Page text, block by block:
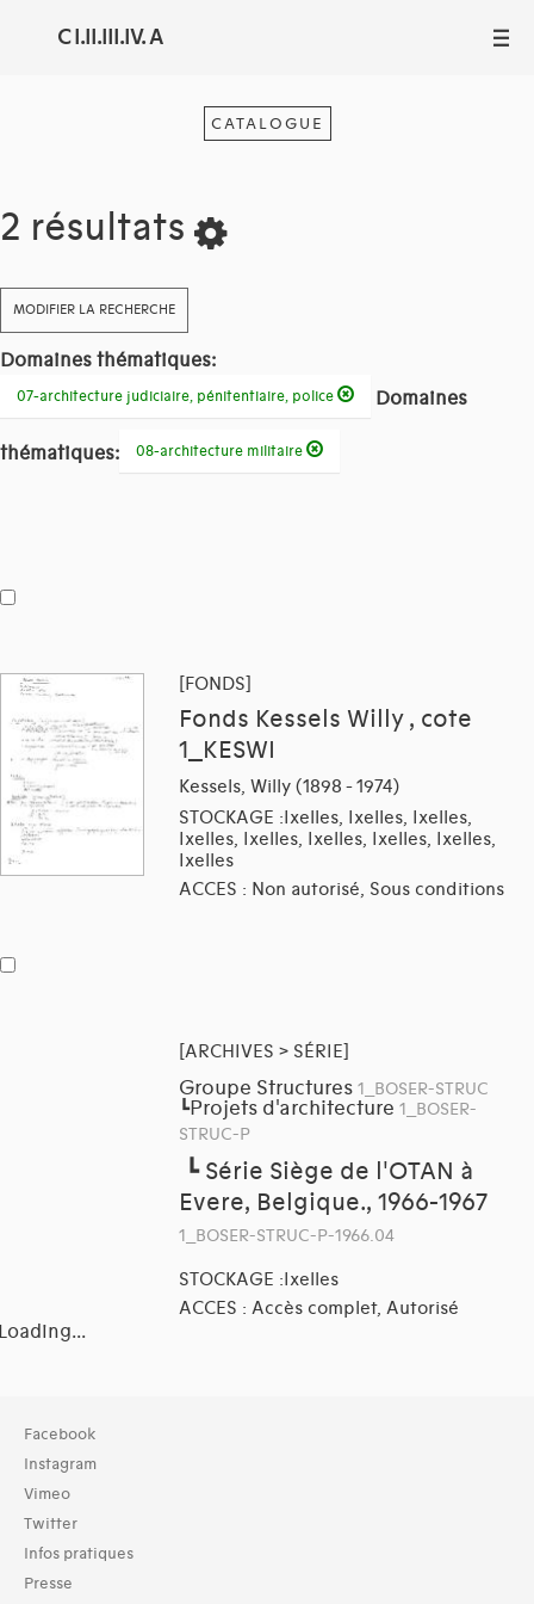
C I.II.III.IV. A III
CATALOGUE
2 résultats
MODIFIER LA RECHERCHE
Domaines thématiques:
07-architecture judiciaire, pénitentiaire, police Domaines
thématiques: 08-architecture militaire
[FONDS]
Fonds Kessels Willy , cote
1_KESWI
Kessels, Willy (1898 - 1974)
STOCKAGE :Ixelles, Ixelles, Ixelles,
Ixelles, Ixelles, Ixelles, Ixelles, Ixelles,
Ixelles
ACCES : Non autorisé, Sous conditions
[ARCHIVES > SÉRIE]
Groupe Structures 1_BOSER-STRUC
┗Projets d'architecture 1_BOSER-
STRUC-P
┗ Série Siège de l'OTAN à
Evere, Belgique., 1966-1967
1_BOSER-STRUC-P-1966.04
STOCKAGE :Ixelles
ACCES : Accès complet, Autorisé
Domaines thématiques
01-architecture domestique (1)
03-architecture artisanale et industrielle (1)
04-architecture commerciale et de services (1)
05-architecture de l'administration et vie publique (2)
Facebook
Instagram
Vimeo
Twitter
Infos pratiques
Presse